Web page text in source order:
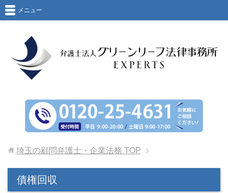
メニュー
埼玉の顧問弁護士・企業法務 TOP
債権回収